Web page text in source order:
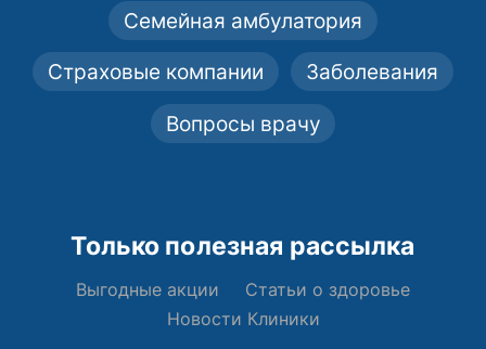
Семейная амбулатория
Страховые компании Заболевания
Вопросы врачу
Только полезная рассылка
Выгодные акции
Статьи о здоровье
Новости Клиники